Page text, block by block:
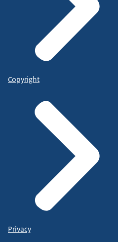
Copyright
Privacy